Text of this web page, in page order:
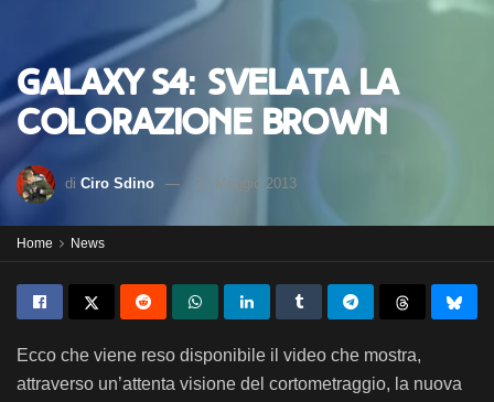
Galaxy S4: svelata la
colorazione Brown
di Ciro Sdino 22 Maggio 2013
Home News
Ecco che viene reso disponibile il video che mostra,
attraverso un’attenta visione del cortometraggio, la nuova